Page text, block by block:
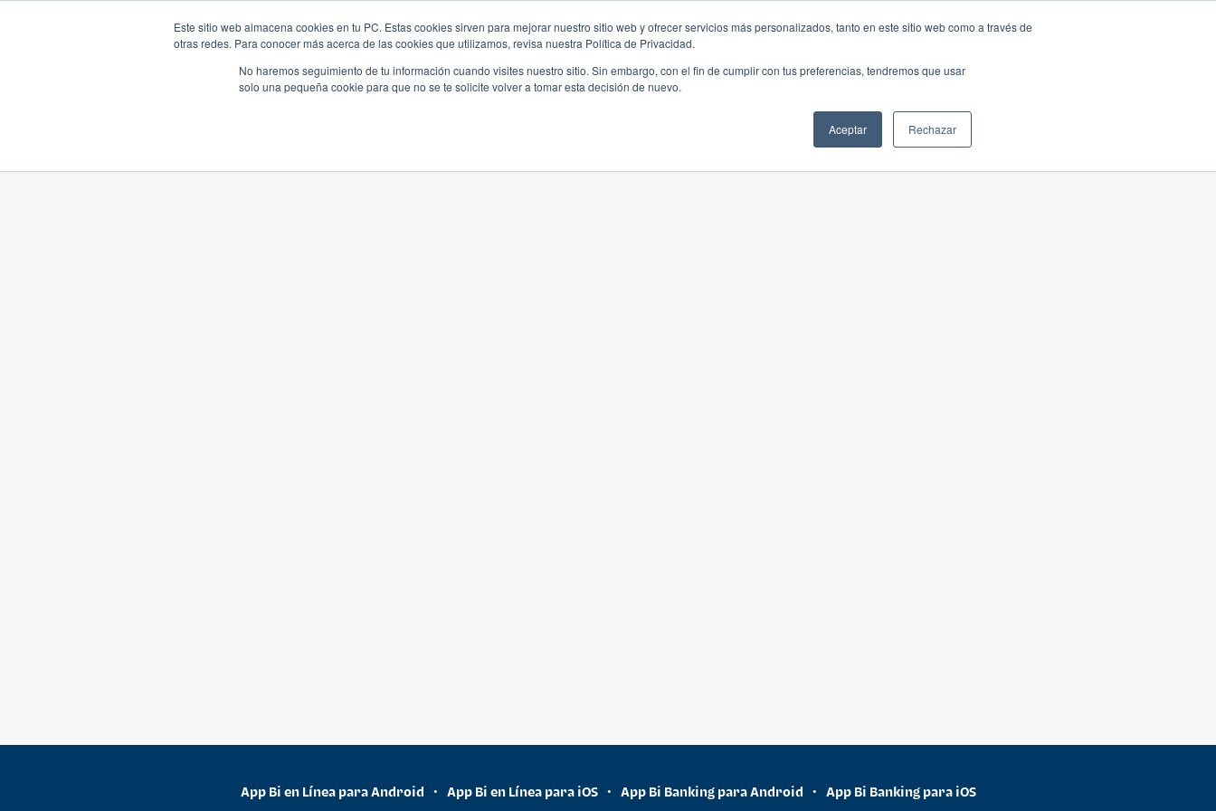
Este sitio web almacena cookies en tu PC. Estas cookies sirven para mejorar nuestro sitio web y ofrecer servicios más personalizados, tanto en este sitio web como a través de
otras redes. Para conocer más acerca de las cookies que utilizamos, revisa nuestra Política de Privacidad.
No haremos seguimiento de tu información cuando visites nuestro sitio. Sin embargo, con el fin de cumplir con tus preferencias, tendremos que usar
solo una pequeña cookie para que no se te solicite volver a tomar esta decisión de nuevo.
Aceptar Rechazar
App Bi en Línea para Android • App Bi en Línea para iOS • App Bi Banking para Android • App Bi Banking para iOS